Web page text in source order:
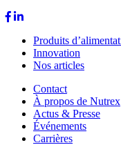
Produits
Innovation
Nos articles
Contact
À propos de Nutrex
Actus & Presse
Événements
Carrières